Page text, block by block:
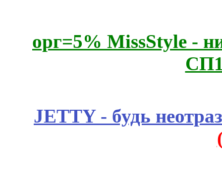
орг=5% MissStyle -
JETTY - будь